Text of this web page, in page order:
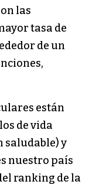
las
tasa de
de un
están
de vida
saludable) y
nuestro país
ranking de la